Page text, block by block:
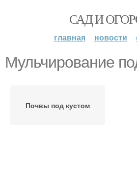
САД И
главная новости
Мульчирование
Почвы под кустом